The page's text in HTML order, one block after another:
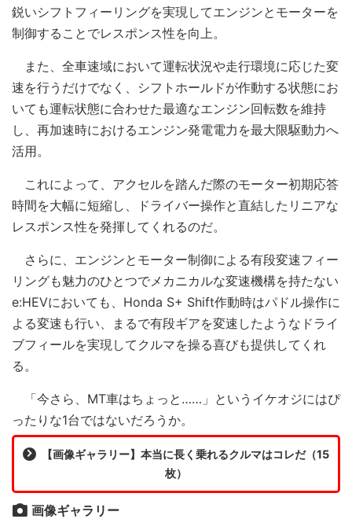
鋭いシフトフィーリングを実現してエンジンとモーターを
制御することでレスポンス性を向上。
また、全車速域において運転状況や走行環境に応じた変
速を行うだけでなく、シフトホールドが作動する状態にお
いても運転状態に合わせた最適なエンジン回転数を維持
し、再加速時におけるエンジン発電電力を最大限駆動力へ
活用。
これによって、アクセルを踏んだ際のモーター初期応答
時間を大幅に短縮し、ドライバー操作と直結したリニアな
レスポンス性を発揮してくれるのだ。
さらに、エンジンとモーター制御による有段変速フィー
リングも魅力のひとつでメカニカルな変速機構を持たない
e:HEVにおいても、Honda S+ Shift作動時はパドル操作に
よる変速も行い、まるで有段ギアを変速したようなドライ
ブフィールを実現してクルマを操る喜びも提供してくれ
る。
「今さら、MT車はちょっと……」というイケオジにはぴ
ったりな1台ではないだろうか。
【画像ギャラリー】本当に長く乗れるクルマはコレだ（15
枚）
画像ギャラリー